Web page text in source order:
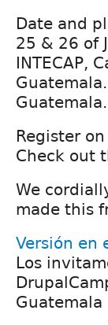
Date and
25 & 26 of
INTECAP,
Guatemala.
Register
Check out
We
made this
Versión en
Los
Guatemala